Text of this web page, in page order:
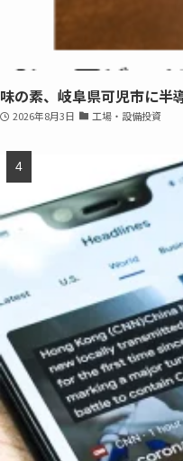
味の素、岐阜県可児市に半
2026年8月3日 工場・設備投資